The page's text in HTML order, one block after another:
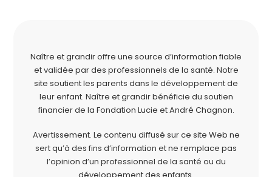
Naître et grandir offre une source d’information fiable
et validée par des professionnels de la santé. Notre
site soutient les parents dans le développement de
leur enfant. Naître et grandir bénéficie du soutien
financier de la Fondation Lucie et André Chagnon.
Avertissement. Le contenu diffusé sur ce site Web ne
sert qu’à des fins d’information et ne remplace pas
l’opinion d’un professionnel de la santé ou du